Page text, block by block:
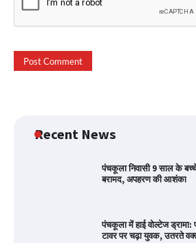
Recent News
पंचकूला निवासी 9 साल के
बरामद, अपहरण की आशंका
पंचकूला में हाई वोल्टेज
टावर पर चढ़ा युवक, उतरते